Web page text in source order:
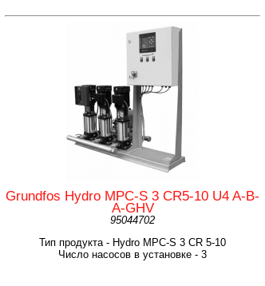
Grundfos Hydro MPC-S 3 CR5-10 U4 A-B-
A-GHV
95044702
Тип продукта - Hydro MPC-S 3 CR 5-10
Число насосов в установке - 3